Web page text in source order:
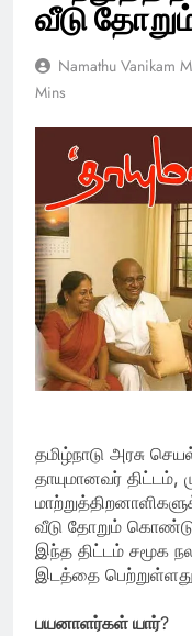
வீடு
Namathu Vanikam
Mins
தமிழ்நாடு அரசு
தாயுமானவர் திட்டம்,
வீடு தோறும்
இந்த திட்டம் சமூக
இடத்தை
பயனாளர்கள் யார்?